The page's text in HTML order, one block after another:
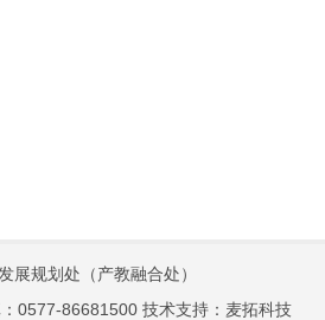
展规划处（产教融合处）
0577-86681500 技术支持： 麦拓科技